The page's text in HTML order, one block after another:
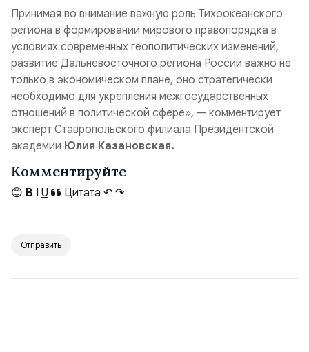
Принимая во внимание важную роль Тихоокеанского
региона в формировании мирового правопорядка в
условиях современных геополитических изменений,
развитие Дальневосточного региона России важно не
только в экономическом плане, оно стратегически
необходимо для укрепления межгосударственных
отношений в политической сфере», — комментирует
эксперт Ставропольского филиала Президентской
академии Юлия Казановская.
Комментируйте
😊 B I U Цитата ↶ ↷
Отправить